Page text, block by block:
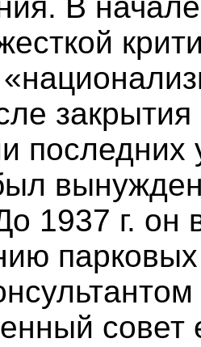
В
последних
1937 г. он
совет